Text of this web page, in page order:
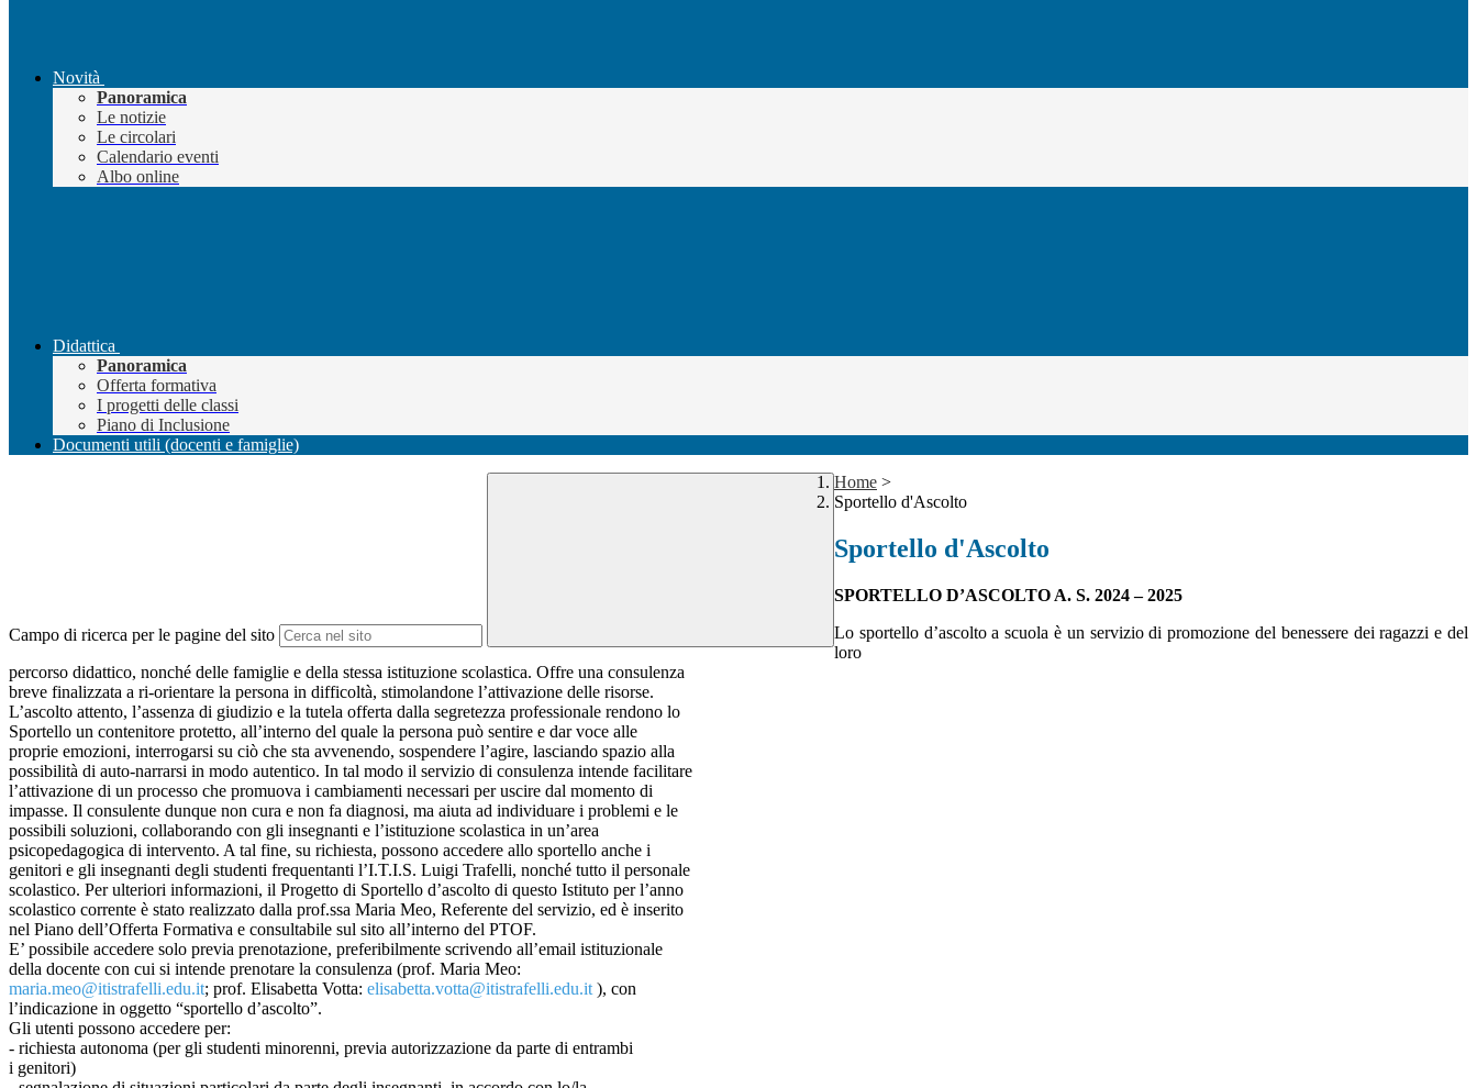
Novità
Panoramica
Le notizie
Le circolari
Calendario eventi
Albo online
Didattica
Panoramica
Offerta formativa
I progetti delle classi
Piano di Inclusione
Documenti utili (docenti e famiglie)
Campo di ricerca per le pagine del sito
Home >
Sportello d'Ascolto
Sportello d'Ascolto
SPORTELLO D’ASCOLTO A. S. 2024 – 2025
Lo sportello d’ascolto a scuola è un servizio di promozione del benessere dei ragazzi e del
loro
percorso didattico, nonché delle famiglie e della stessa istituzione scolastica. Offre una consulenza
breve finalizzata a ri-orientare la persona in difficoltà, stimolandone l’attivazione delle risorse.
L’ascolto attento, l’assenza di giudizio e la tutela offerta dalla segretezza professionale rendono lo
Sportello un contenitore protetto, all’interno del quale la persona può sentire e dar voce alle
proprie emozioni, interrogarsi su ciò che sta avvenendo, sospendere l’agire, lasciando spazio alla
possibilità di auto-narrarsi in modo autentico. In tal modo il servizio di consulenza intende facilitare
l’attivazione di un processo che promuova i cambiamenti necessari per uscire dal momento di
impasse. Il consulente dunque non cura e non fa diagnosi, ma aiuta ad individuare i problemi e le
possibili soluzioni, collaborando con gli insegnanti e l’istituzione scolastica in un’area
psicopedagogica di intervento. A tal fine, su richiesta, possono accedere allo sportello anche i
genitori e gli insegnanti degli studenti frequentanti l’I.T.I.S. Luigi Trafelli, nonché tutto il personale
scolastico. Per ulteriori informazioni, il Progetto di Sportello d’ascolto di questo Istituto per l’anno
scolastico corrente è stato realizzato dalla prof.ssa Maria Meo, Referente del servizio, ed è inserito
nel Piano dell’Offerta Formativa e consultabile sul sito all’interno del PTOF.
E’ possibile accedere solo previa prenotazione, preferibilmente scrivendo all’email istituzionale
della docente con cui si intende prenotare la consulenza (prof. Maria Meo:
maria.meo@itistrafelli.edu.it; prof. Elisabetta Votta: elisabetta.votta@itistrafelli.edu.it ), con
l’indicazione in oggetto “sportello d’ascolto”.
Gli utenti possono accedere per:
- richiesta autonoma (per gli studenti minorenni, previa autorizzazione da parte di entrambi
i genitori)